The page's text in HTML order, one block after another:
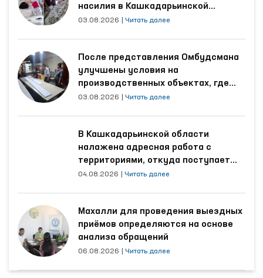
насилия в Кашкадарьинской
области
03.08.2026 Читать далее
После представления Омбудсмана
улучшены условия на
производственных объектах, где
трудятся осуждённые
03.08.2026 Читать далее
В Кашкадарьинской области
налажена адресная работа с
территориями, откуда поступает
наибольшее количество обращений
04.08.2026 Читать далее
Махалли для проведения выездных
приёмов определяются на основе
анализа обращений
06.08.2026 Читать далее